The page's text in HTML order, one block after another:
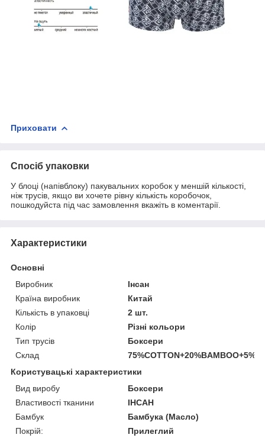
Приховати
Спосіб упаковки
У блоці (напівблоку) пакувальних коробок у меншій кількості,
ніж трусів, якщо ви хочете рівну кількість коробочок,
пошкодуйста під час замовлення вкажіть в коментарії.
Характеристики
Основні
Виробник
Інсан
Країна виробник
Китай
Кількість в упаковці
2 шт.
Колір
Різні кольори
Тип трусів
Боксери
Склад
Користувацькі характеристики
Вид виробу
Боксери
Властивості тканини
ІНСАН
Бамбук
Бамбука (Масло)
Покрій:
Прилеглий